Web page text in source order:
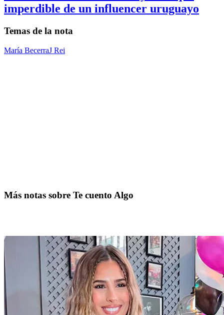
imperdible de un influencer uruguayo
Temas de la nota
María BecerraJ Rei
Más notas sobre Te cuento Algo